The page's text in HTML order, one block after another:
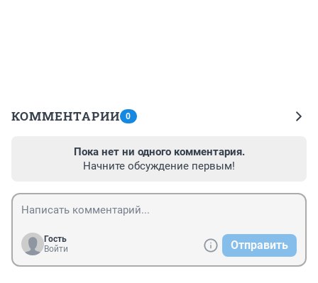
КОММЕНТАРИИ 0
Пока нет ни одного комментария.
Начните обсуждение первым!
Гость
Войти
Отправить